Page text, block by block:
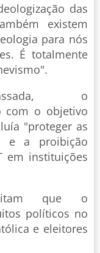
das
existem
para nós
É totalmente
o
com o objetivo
"proteger as
e a proibição
em instituições
que o
políticos no
e eleitores